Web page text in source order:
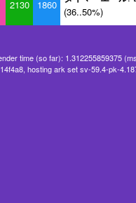
2130 1860
(36..50%)
time (so far): 1.312255859375
hosting ark set sv-59.4-pk-